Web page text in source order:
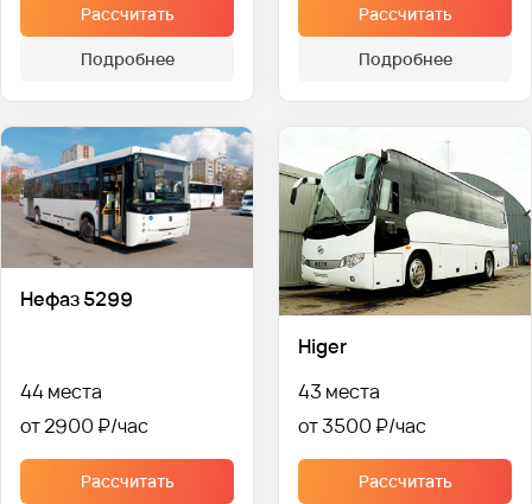
Рассчитать
Подробнее
Рассчитать
Подробнее
Нефаз 5299
44 места
от 2900 ₽
Рассчитать
Higer
43 места
от 3500 ₽
Рассчитать